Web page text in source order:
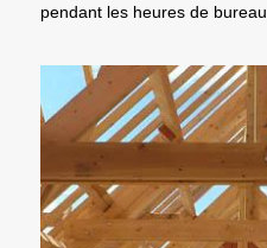
pendant les heures de bureau.